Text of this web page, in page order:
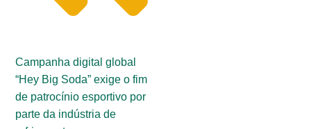
Campanha digital global
“Hey Big Soda” exige o fim
de patrocínio esportivo por
parte da indústria de